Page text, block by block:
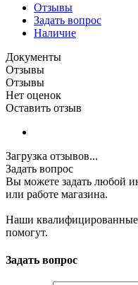
Отзывы
Задать вопрос
Наличие
Документы
Отзывы
Отзывы
Нет оценок
Оставить отзыв
Загрузка отзывов...
Задать вопрос
Вы можете задать любой
или работе магазина.
Наши квалифицированные
помогут.
Задать вопрос